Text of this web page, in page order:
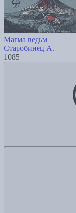
Магма ведьм
Старобинец А.
1085